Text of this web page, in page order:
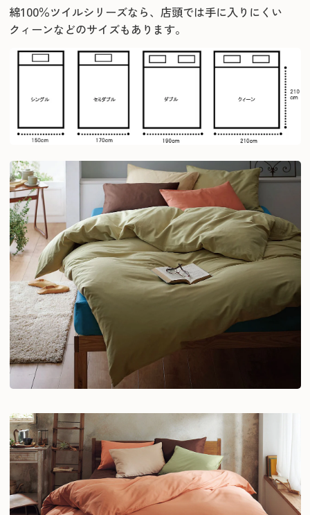
綿100％ツイルシリーズなら、店頭では手に入りにくい
クィーンなどのサイズもあります。